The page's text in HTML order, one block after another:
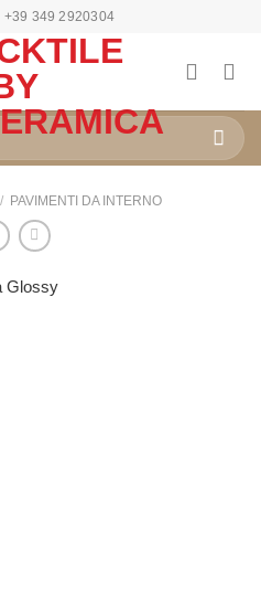
+39 349 2920304
/ PAVIMENTI DA INTERNO